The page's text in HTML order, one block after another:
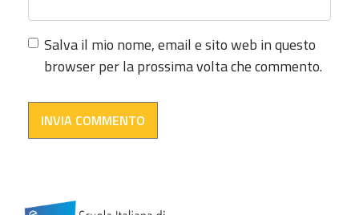
Salva il mio nome, email e sito web in questo
browser per la prossima volta che commento.